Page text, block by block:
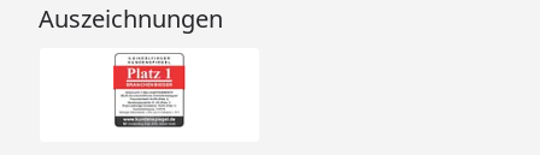
Auszeichnungen